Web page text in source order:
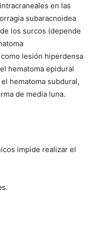
en las
subaracnoidea
los surcos (depende
lesión hiperdensa
hematoma epidural
hematoma subdural,
de media luna.
impide realizar el